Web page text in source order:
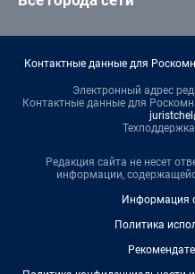
Контактные данные для
Электронный адрес
Контактные данные для
Редакция сайта не несет
информации,
Информация
Политика